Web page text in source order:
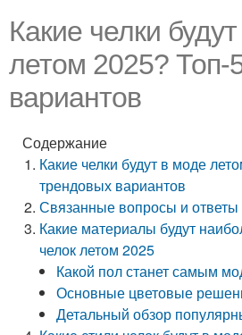
Какие челки
летом 2025? Топ-
вариантов
Содержание
Какие челки будут в моде
трендовых вариантов
Связанные вопросы и ответы
Какие материалы будут
челок летом 2025
Какой пол станет самым
Основные цветовые
Детальный обзор